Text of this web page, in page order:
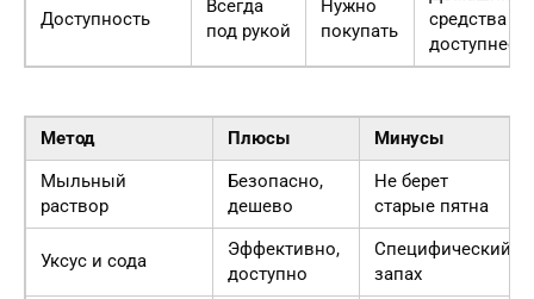
Доступность
Всегда
под рукой
Нужно
покупать
средства
доступнее
Метод Плюсы
Минусы
Мыльный
раствор
Безопасно,
дешево
Не берет
старые пятна
Уксус и сода
Эффективно,
доступно
Специфический
запах